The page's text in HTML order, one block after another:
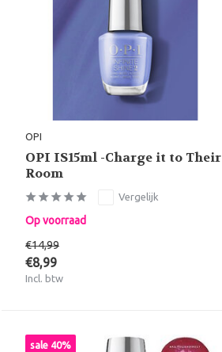
OPI
OPI IS15ml -Charge it to Their
Room
Vergelijk
Op voorraad
€14,99
€8,99
Incl. btw
sale 40%